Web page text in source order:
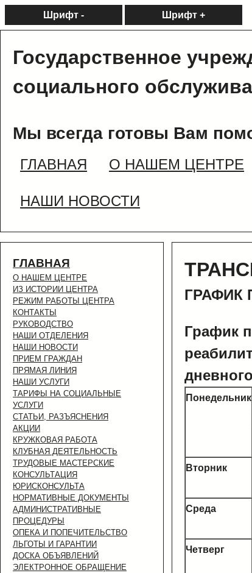
Шрифт - Шрифт +
Государственное
социального
Мы всегда готовы Вам
ГЛАВНАЯ О НАШЕМ ЦЕНТРЕ
НАШИ НОВОСТИ
ГЛАВНАЯ
О НАШЕМ ЦЕНТРЕ
ИЗ ИСТОРИИ ЦЕНТРА
РЕЖИМ РАБОТЫ ЦЕНТРА
КОНТАКТЫ
РУКОВОДСТВО
НАШИ ОТДЕЛЕНИЯ
НАШИ НОВОСТИ
ПРИЕМ ГРАЖДАН
ПРЯМАЯ ЛИНИЯ
НАШИ УСЛУГИ
ТАРИФЫ НА СОЦИАЛЬНЫЕ
УСЛУГИ
СТАТЬИ, РАЗЪЯСНЕНИЯ
АКЦИИ
КРУЖКОВАЯ РАБОТА
КЛУБНАЯ ДЕЯТЕЛЬНОСТЬ
ТРУДОВЫЕ МАСТЕРСКИЕ
КОНСУЛЬТАЦИЯ
ЮРИСКОНСУЛЬТА
НОРМАТИВНЫЕ ДОКУМЕНТЫ
АДМИНИСТРАТИВНЫЕ
ПРОЦЕДУРЫ
ОПЕКА И ПОПЕЧИТЕЛЬСТВО
ЛЬГОТЫ И ГАРАНТИИ
ДОСКА ОБЪЯВЛЕНИЙ
ЭЛЕКТРОННОЕ ОБРАЩЕНИЕ
ГРАФИК
График
Понедельник
Вторник
Среда
Четверг